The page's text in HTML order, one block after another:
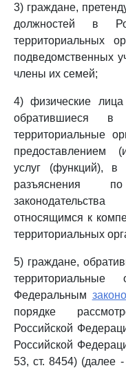
3) граждане,
должностей в
территориальных
подведомственных
члены их семей;
4) физические лица
обратившиеся в
территориальные
предоставлением
услуг (функций), в
разъяснения
относящимся к
территориальных
5) граждане,
Федеральным
порядке
Российской
Российской
53, ст. 8454) (далее